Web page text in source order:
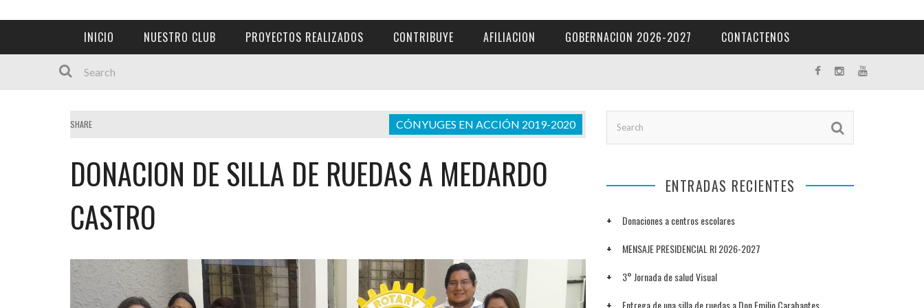
INICIO NUESTRO CLUB PROYECTOS REALIZADOS CONTRIBUYE AFILIACION GOBERNACION 2026-2027 CONTACTENOS
SHARE CÓNYUGES EN ACCIÓN 2019-2020
DONACION DE SILLA DE RUEDAS A MEDARDO
CASTRO
ENTRADAS RECIENTES
Donaciones a centros escolares
MENSAJE PRESIDENCIAL RI 2026-2027
3° Jornada de salud Visual
Entrega de una silla de ruedas a Don Emilio Carabantes